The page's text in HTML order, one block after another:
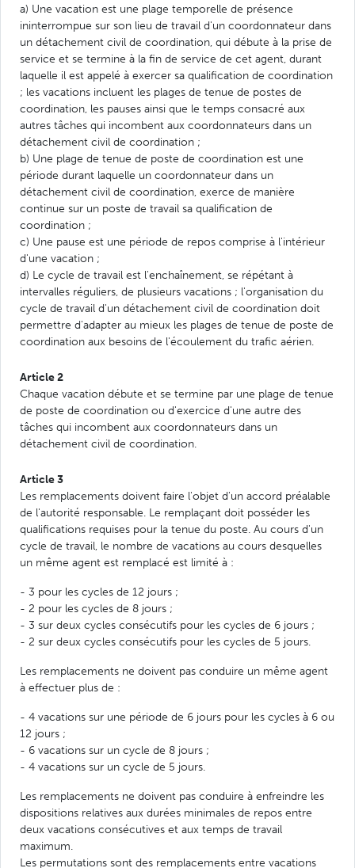
a) Une vacation est une plage temporelle de présence
ininterrompue sur son lieu de travail d'un coordonnateur dans
un détachement civil de coordination, qui débute à la prise de
service et se termine à la fin de service de cet agent, durant
laquelle il est appelé à exercer sa qualification de coordination
; les vacations incluent les plages de tenue de postes de
coordination, les pauses ainsi que le temps consacré aux
autres tâches qui incombent aux coordonnateurs dans un
détachement civil de coordination ;
b) Une plage de tenue de poste de coordination est une
période durant laquelle un coordonnateur dans un
détachement civil de coordination, exerce de manière
continue sur un poste de travail sa qualification de
coordination ;
c) Une pause est une période de repos comprise à l'intérieur
d'une vacation ;
d) Le cycle de travail est l'enchaînement, se répétant à
intervalles réguliers, de plusieurs vacations ; l'organisation du
cycle de travail d'un détachement civil de coordination doit
permettre d'adapter au mieux les plages de tenue de poste de
coordination aux besoins de l'écoulement du trafic aérien.
Article 2
Chaque vacation débute et se termine par une plage de tenue
de poste de coordination ou d'exercice d'une autre des
tâches qui incombent aux coordonnateurs dans un
détachement civil de coordination.
Article 3
Les remplacements doivent faire l'objet d'un accord préalable
de l'autorité responsable. Le remplaçant doit posséder les
qualifications requises pour la tenue du poste. Au cours d'un
cycle de travail, le nombre de vacations au cours desquelles
un même agent est remplacé est limité à :
- 3 pour les cycles de 12 jours ;
- 2 pour les cycles de 8 jours ;
- 3 sur deux cycles consécutifs pour les cycles de 6 jours ;
- 2 sur deux cycles consécutifs pour les cycles de 5 jours.
Les remplacements ne doivent pas conduire un même agent
à effectuer plus de :
- 4 vacations sur une période de 6 jours pour les cycles à 6 ou
12 jours ;
- 6 vacations sur un cycle de 8 jours ;
- 4 vacations sur un cycle de 5 jours.
Les remplacements ne doivent pas conduire à enfreindre les
dispositions relatives aux durées minimales de repos entre
deux vacations consécutives et aux temps de travail
maximum.
Les permutations sont des remplacements entre vacations